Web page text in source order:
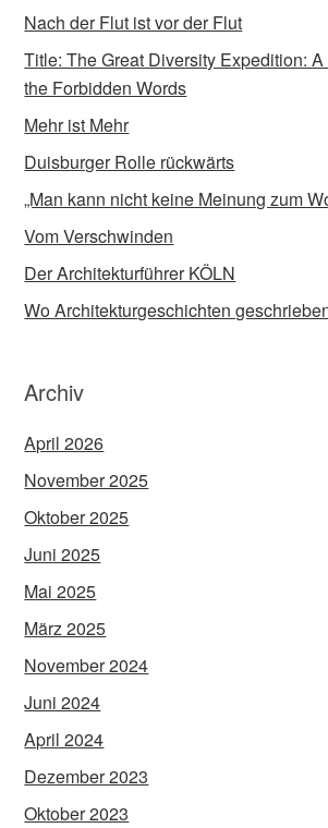
Nach der Flut ist vor der Flut
Title: The Great Diversity Expedition:
the Forbidden Words
Mehr ist Mehr
Duisburger Rolle rückwärts
„Man kann nicht keine Meinung zum
Vom Verschwinden
Der Architekturführer KÖLN
Wo Architekturgeschichten
Archiv
April 2026
November 2025
Oktober 2025
Juni 2025
Mai 2025
März 2025
November 2024
Juni 2024
April 2024
Dezember 2023
Oktober 2023